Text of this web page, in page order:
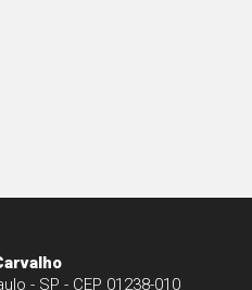
- SP - CEP 01238-010